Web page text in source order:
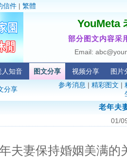
信件 | 繁體
YouMeta
部分图文内容采
Email:
人知音 图文分享 视频分享 图片
分享
参考消息 | 精彩图文 |
老年夫
01/
夫妻保持婚姻美满的